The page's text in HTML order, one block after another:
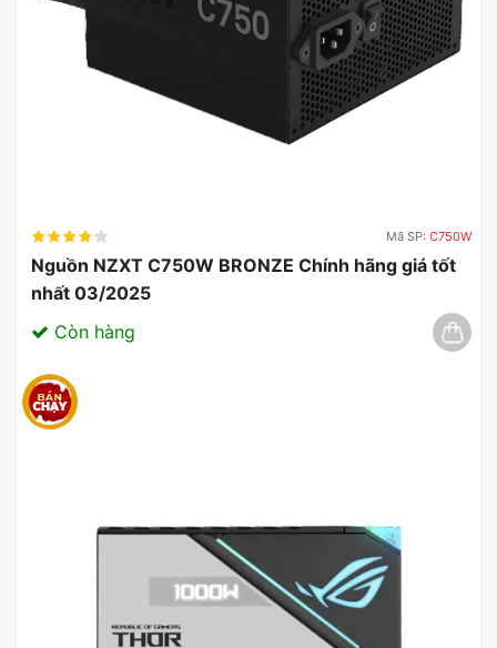
Mã SP: C750W
Nguồn NZXT C750W BRONZE Chính hãng giá tốt
nhất 03/2025
Còn hàng